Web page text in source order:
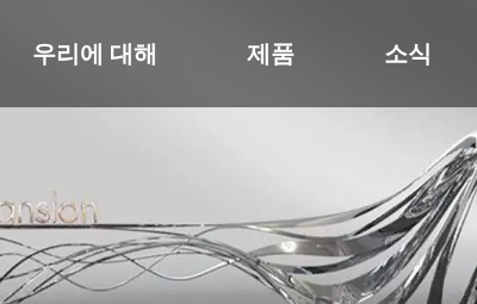
우리에 대해 제품 소식